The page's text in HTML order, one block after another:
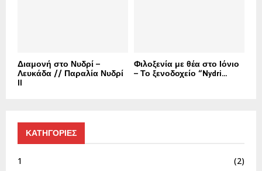
Διαμονή στο Νυδρί –
Λευκάδα // Παραλία Νυδρί
II
Φιλοξενία με θέα στο Ιόνιο
– Το ξενοδοχείο “Nydri...
ΚΑΤΗΓΟΡΙΕΣ
1
(2)